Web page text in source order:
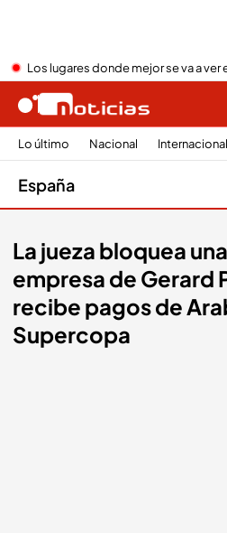
Los lugares donde mejor se va a ver
Lo último Nacional Internacional
España
La jueza bloquea
empresa de Gerard
recibe pagos de
Supercopa